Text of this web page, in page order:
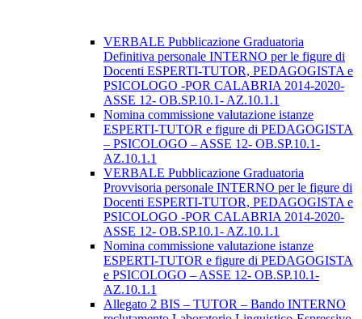
VERBALE Pubblicazione Graduatoria
Definitiva personale INTERNO per le figure di
Docenti ESPERTI-TUTOR, PEDAGOGISTA e
PSICOLOGO -POR CALABRIA 2014-2020-
ASSE 12- OB.SP.10.1- AZ.10.1.1
Nomina commissione valutazione istanze
ESPERTI-TUTOR e figure di PEDAGOGISTA
– PSICOLOGO – ASSE 12- OB.SP.10.1-
AZ.10.1.1
VERBALE Pubblicazione Graduatoria
Provvisoria personale INTERNO per le figure di
Docenti ESPERTI-TUTOR, PEDAGOGISTA e
PSICOLOGO -POR CALABRIA 2014-2020-
ASSE 12- OB.SP.10.1- AZ.10.1.1
Nomina commissione valutazione istanze
ESPERTI-TUTOR e figure di PEDAGOGISTA
e PSICOLOGO – ASSE 12- OB.SP.10.1-
AZ.10.1.1
Allegato 2 BIS – TUTOR – Bando INTERNO